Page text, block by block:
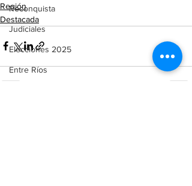
Reconquista
Judiciales
Elecciones 2025
Entre Ríos
Región
Destacada